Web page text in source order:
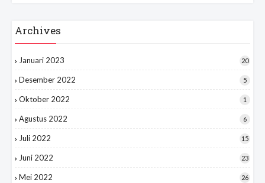
Archives
Januari 2023 20
Desember 2022 5
Oktober 2022 1
Agustus 2022 6
Juli 2022 15
Juni 2022 23
Mei 2022 26